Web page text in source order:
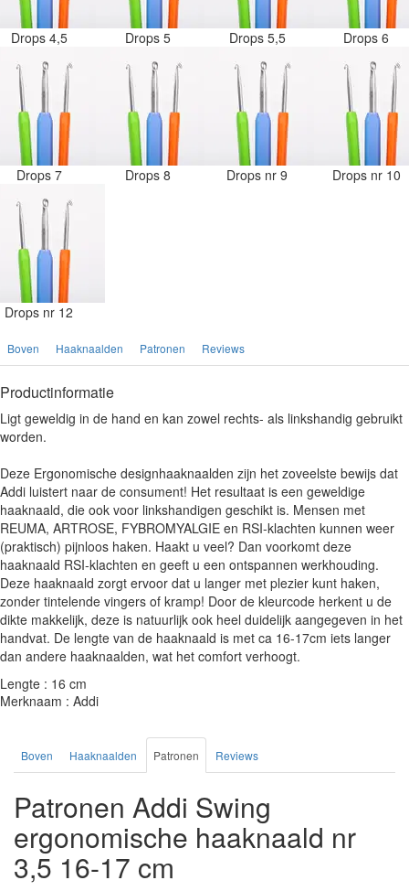
Drops 4,5 Drops 5 Drops 5,5 Drops 6
Drops 7 Drops 8 Drops nr 9 Drops nr 10
Drops nr 12
Boven Haaknaalden Patronen Reviews
Productinformatie
Ligt geweldig in de hand en kan zowel rechts- als linkshandig gebruikt
worden.
Deze Ergonomische designhaaknaalden zijn het zoveelste bewijs dat
Addi luistert naar de consument! Het resultaat is een geweldige
haaknaald, die ook voor linkshandigen geschikt is. Mensen met
REUMA, ARTROSE, FYBROMYALGIE en RSI-klachten kunnen weer
(praktisch) pijnloos haken. Haakt u veel? Dan voorkomt deze
haaknaald RSI-klachten en geeft u een ontspannen werkhouding.
Deze haaknaald zorgt ervoor dat u langer met plezier kunt haken,
zonder tintelende vingers of kramp! Door de kleurcode herkent u de
dikte makkelijk, deze is natuurlijk ook heel duidelijk aangegeven in het
handvat. De lengte van de haaknaald is met ca 16-17cm iets langer
dan andere haaknaalden, wat het comfort verhoogt.
Lengte : 16 cm
Merknaam : Addi
Boven Haaknaalden Patronen Reviews
Patronen Addi Swing
ergonomische haaknaald nr
3,5 16-17 cm